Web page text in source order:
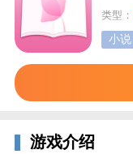
类型：
小说
游戏介绍